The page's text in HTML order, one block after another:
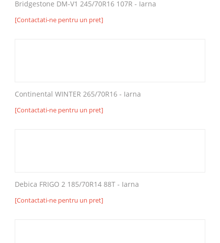
Bridgestone DM-V1 245/70R16 107R - Iarna
[Contactati-ne pentru un pret]
Continental WINTER 265/70R16 - Iarna
[Contactati-ne pentru un pret]
Debica FRIGO 2 185/70R14 88T - Iarna
[Contactati-ne pentru un pret]